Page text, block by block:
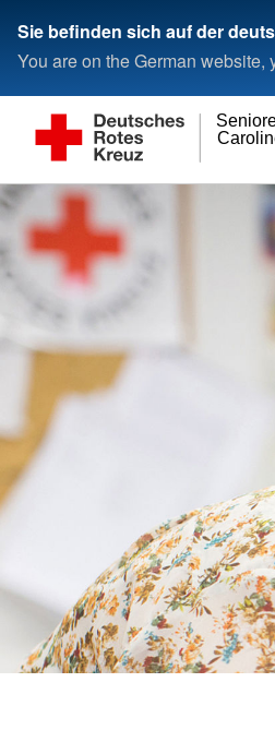
Sie befinden sich auf der
You are on the German